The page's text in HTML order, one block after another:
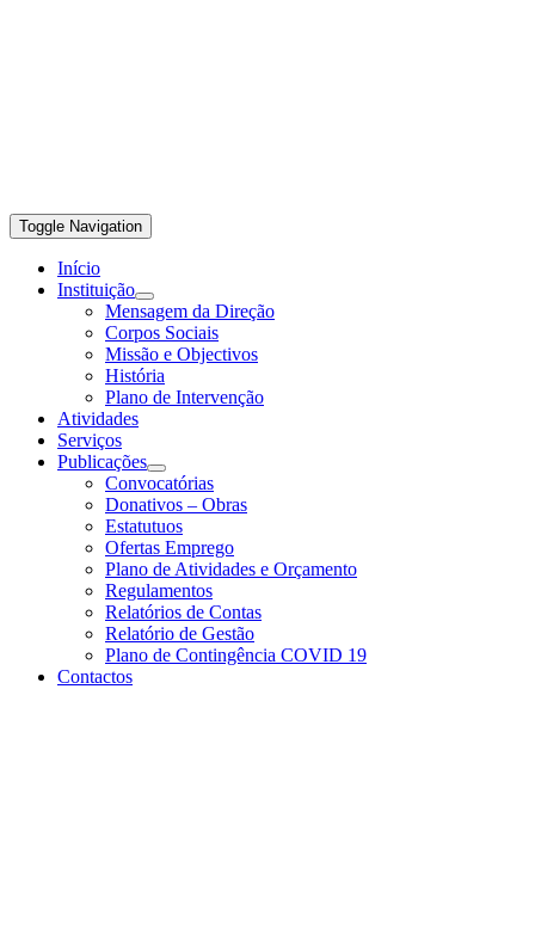
Toggle Navigation
Início
Instituição
Mensagem da Direção
Corpos Sociais
Missão e Objectivos
História
Plano de Intervenção
Atividades
Serviços
Publicações
Convocatórias
Donativos – Obras
Estatutuos
Ofertas Emprego
Plano de Atividades e Orçamento
Regulamentos
Relatórios de Contas
Relatório de Gestão
Plano de Contingência COVID 19
Contactos